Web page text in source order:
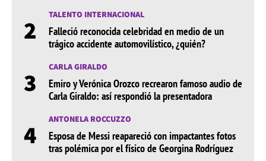
2 TALENTO INTERNACIONAL
Falleció reconocida celebridad en medio de un
trágico accidente automovilístico, ¿quién?
3 CARLA GIRALDO
Emiro y Verónica Orozco recrearon famoso audio de
Carla Giraldo: así respondió la presentadora
4 ANTONELA ROCCUZZO
Esposa de Messi reapareció con impactantes fotos
tras polémica por el físico de Georgina Rodríguez